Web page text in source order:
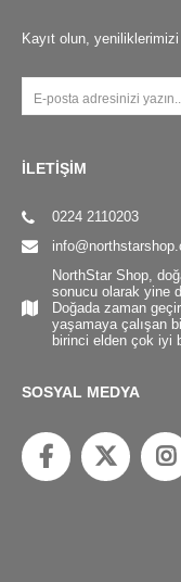
Kayıt olun, yeniliklerimizi
İLETİŞİM
0224 2110203
NorthStar Shop,
sonucu olarak yine
Doğada zaman
yaşamaya çalışan
birinci elden çok iyi
SOSYAL MEDYA